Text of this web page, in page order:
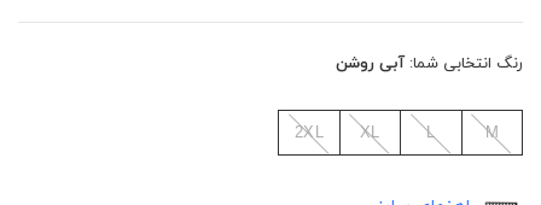
رنگ انتخابی شما:آبی روشن
M
L
XL
2XL